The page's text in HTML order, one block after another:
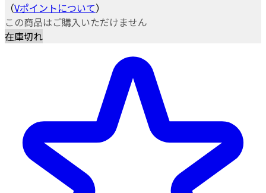
（Vポイントについて）
この商品はご購入いただけません
在庫切れ